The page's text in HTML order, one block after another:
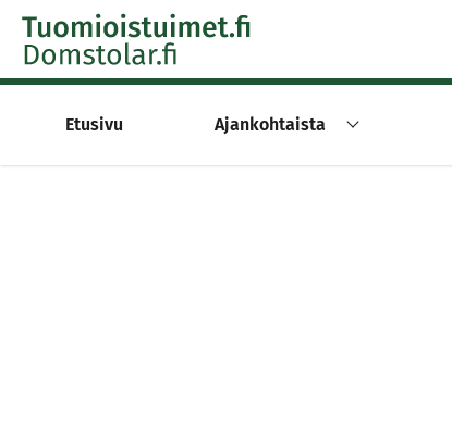
Skip to content -saavutettavuusohje
Etusivu Ajankohtaista